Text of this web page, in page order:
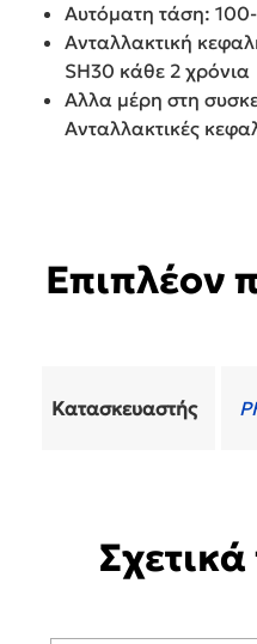
Αυτόματη τάση:
Ανταλλακτική
SH30 κάθε 2 χρόνια
Αλλα μέρη στη
Ανταλλακτικές
Επιπλέον
Κατασκευαστής